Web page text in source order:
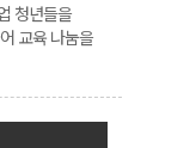
청년들을
교육 나눔을